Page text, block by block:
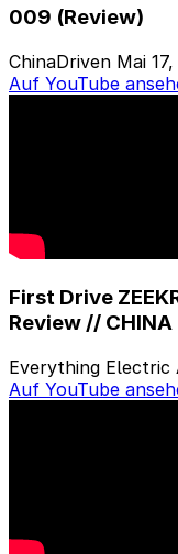
009 (Review)
ChinaDriven Mai
Auf YouTube
First Drive
Review // CHINA
Everything Electric
Auf YouTube